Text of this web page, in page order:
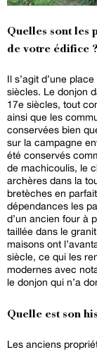
Quelles sont les
de votre édifice ?
Il s’agit d’une
siècles. Le donjon
17e siècles, tout
ainsi que les
conservées bien
sur la campagne
été conservés
de machicoulis, le
archères dans la
bretèches en
dépendances les
d’un ancien four à
taillée dans le
maisons ont
siècle, ce qui les
modernes avec
le donjon qui n’a
Quelle est son
Les anciens